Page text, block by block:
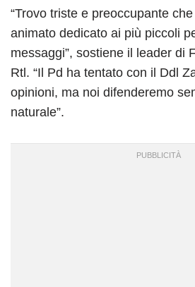
“Trovo triste e preoccupante
animato dedicato ai più piccoli
messaggi”, sostiene il leader di
Rtl. “Il Pd ha tentato con il Ddl
opinioni, ma noi difenderemo
naturale”.